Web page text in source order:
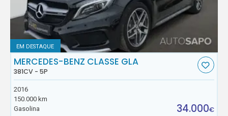
EM DESTAQUE
MERCEDES-BENZ CLASSE GLA
381CV - 5P
2016
150.000 km
Gasolina
34.000€